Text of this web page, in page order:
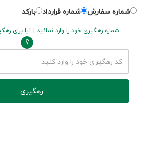
شماره سفارش شماره قرارداد بارکد
شماره رهگیری خود را وارد نمائید | آیا برای
?
رهگیری